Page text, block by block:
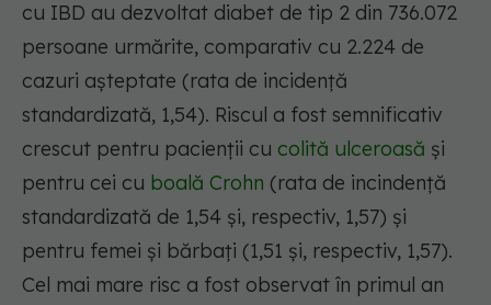
cu IBD au dezvoltat diabet de tip 2 din 736.072
persoane urmărite, comparativ cu 2.224 de
cazuri așteptate (rata de incidență
standardizată, 1,54). Riscul a fost semnificativ
crescut pentru pacienții cu colită ulceroasă și
pentru cei cu boală Crohn (rata de incindență
standardizată de 1,54 și, respectiv, 1,57) și
pentru femei și bărbați (1,51 și, respectiv, 1,57).
Cel mai mare risc a fost observat în primul an